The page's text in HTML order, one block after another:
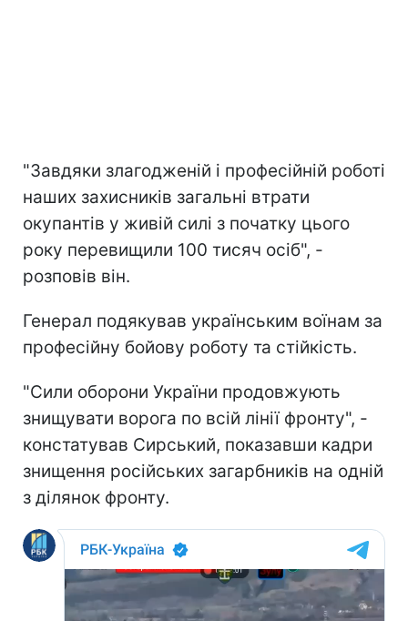
"Завдяки злагодженій і професійній роботі
наших захисників загальні втрати
окупантів у живій силі з початку цього
року перевищили 100 тисяч осіб", -
розповів він.
Генерал подякував українським воїнам за
професійну бойову роботу та стійкість.
"Сили оборони України продовжують
знищувати ворога по всій лінії фронту", -
констатував Сирський, показавши кадри
знищення російських загарбників на одній
з ділянок фронту.